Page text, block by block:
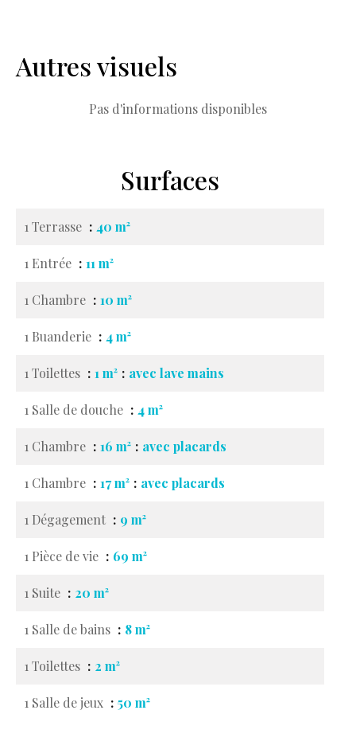
Autres visuels
Pas d'informations disponibles
Surfaces
1 Terrasse 40 m²
1 Entrée 11 m²
1 Chambre 10 m²
1 Buanderie 4 m²
1 Toilettes 1 m² avec lave mains
1 Salle de douche 4 m²
1 Chambre 16 m² avec placards
1 Chambre 17 m² avec placards
1 Dégagement 9 m²
1 Pièce de vie 69 m²
1 Suite 20 m²
1 Salle de bains 8 m²
1 Toilettes 2 m²
1 Salle de jeux 50 m²